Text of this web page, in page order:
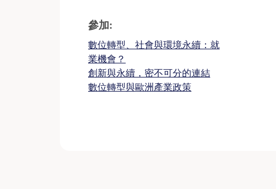
參加:
數位轉型、社會與環境永續：就
業機會？
創新與永續，密不可分的連結
數位轉型與歐洲產業政策